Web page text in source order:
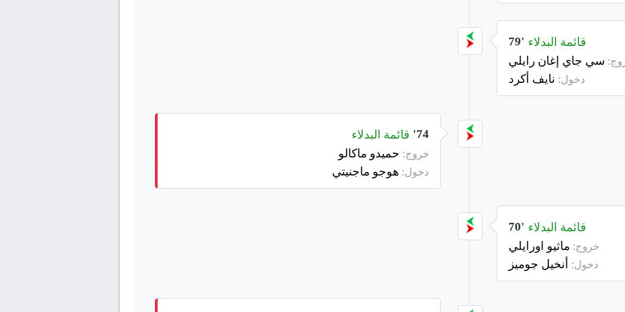
79' قائمة البدلاء
سي جاي إغان رايلي
دخول: نايف أكرد
74' قائمة البدلاء
خروج: حميدو ماكالو
دخول: هوجو ماجنيتي
70' قائمة البدلاء
خروج: ماثيو اورايلي
دخول: أنخيل جوميز